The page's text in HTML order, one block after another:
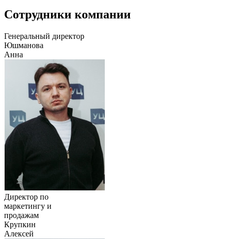
Сотрудники компании
Генеральный директор
Юшманова
Анна
Директор по
маркетингу и
продажам
Крупкин
Алексей